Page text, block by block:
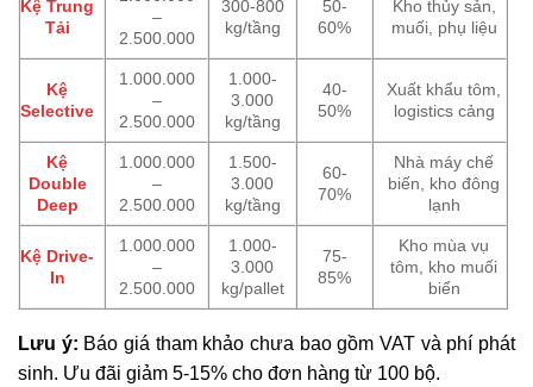
Kệ Trung
Tải
–
2.500.000
300-800
kg/tầng
50-
60%
Kho thủy sản,
muối, phụ liệu
Kệ
Selective
1.000.000
–
2.500.000
1.000-
3.000
kg/tầng
40-
50%
Xuất khẩu tôm,
logistics cảng
Kệ
Double
Deep
1.000.000
–
2.500.000
1.500-
3.000
kg/tầng
60-
70%
Nhà máy chế
biến, kho đông
lạnh
Kệ Drive-
In
1.000.000
–
2.500.000
1.000-
3.000
kg/pallet
75-
85%
Kho mùa vụ
tôm, kho muối
biển
Lưu ý: Báo giá tham khảo chưa bao gồm VAT và phí phát
sinh. Ưu đãi giảm 5-15% cho đơn hàng từ 100 bộ.